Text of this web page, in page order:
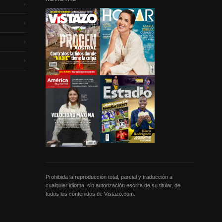
›
›
›
›
Prohibida la reproducción total, parcial y traducción a
cualquier idioma, sin autorización escrita de su titular, de
todos los contenidos de Vistazo.com.